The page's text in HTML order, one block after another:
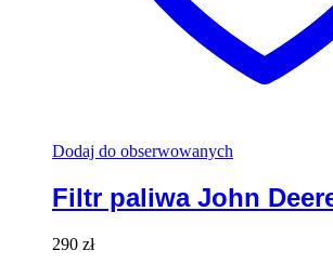
Dodaj do obserwowanych
Filtr paliwa John
290 zł